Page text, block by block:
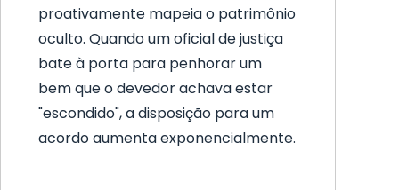
proativamente mapeia o patrimônio
oculto. Quando um oficial de justiça
bate à porta para penhorar um
bem que o devedor achava estar
"escondido", a disposição para um
acordo aumenta exponencialmente.